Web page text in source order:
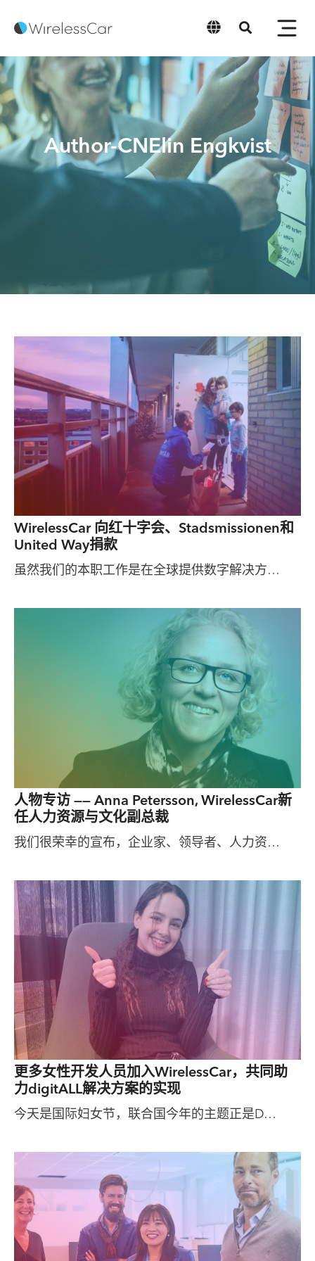
中文
Author-CNElin Engkvist
WirelessCar 向红十字会、Stadsmissionen和
United Way捐款
虽然我们的本职工作是在全球提供数字解决方…
人物专访 —— Anna Petersson, WirelessCar新
任人力资源与文化副总裁
我们很荣幸的宣布，企业家、领导者、人力资…
更多女性开发人员加入WirelessCar，共同助
力digitALL解决方案的实现
今天是国际妇女节，联合国今年的主题正是D…